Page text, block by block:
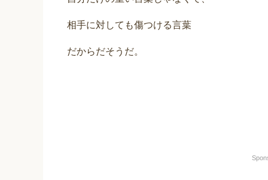
相手に対しても傷つける言葉
だからだそうだ。